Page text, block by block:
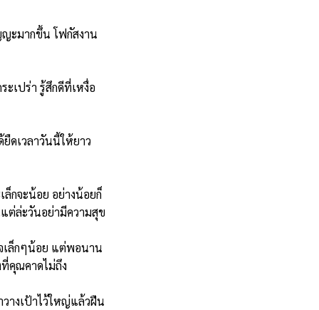
ะมากขึ้น โฟกัสงาน
ะเปร่า รู้สึกดีที่เหงื่อ
ดเวลาวันนี้ให้ยาว
กจะน้อย อย่างน้อยก็
ต่ล่ะวันอย่ามีความสุข
เล็กๆน้อย แต่พอนาน
คุณคาดไม่ถึง
างเป้าไว้ใหญ่แล้วฝืน